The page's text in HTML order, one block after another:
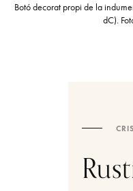
Botó decorat propi de la
dC).